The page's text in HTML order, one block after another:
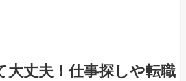
大丈夫！仕事探しや転職